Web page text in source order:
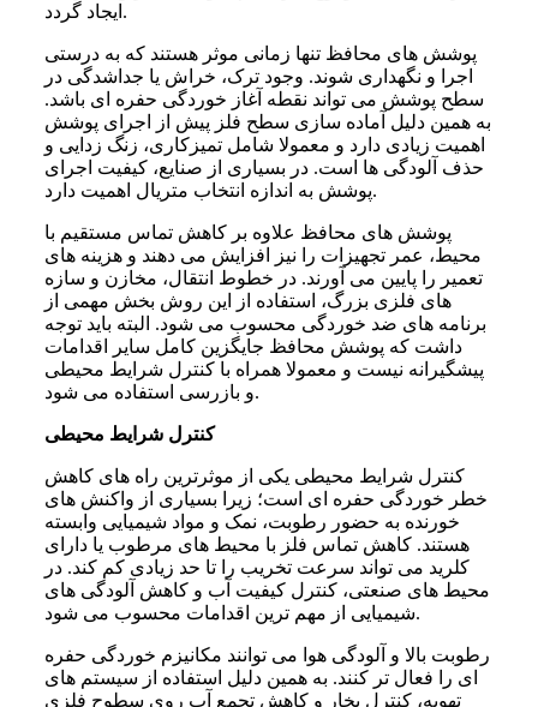
ایجاد گردد.
پوشش های محافظ تنها زمانی موثر هستند که به درستی
اجرا و نگهداری شوند. وجود ترک، خراش یا جداشدگی در
سطح پوشش می تواند نقطه آغاز خوردگی حفره ای باشد.
به همین دلیل آماده سازی سطح فلز پیش از اجرای پوشش
اهمیت زیادی دارد و معمولا شامل تمیزکاری، زنگ زدایی و
حذف آلودگی ها است. در بسیاری از صنایع، کیفیت اجرای
پوشش به اندازه انتخاب متریال اهمیت دارد.
پوشش های محافظ علاوه بر کاهش تماس مستقیم با
محیط، عمر تجهیزات را نیز افزایش می دهند و هزینه های
تعمیر را پایین می آورند. در خطوط انتقال، مخازن و سازه
های فلزی بزرگ، استفاده از این روش بخش مهمی از
برنامه های ضد خوردگی محسوب می شود. البته باید توجه
داشت که پوشش محافظ جایگزین کامل سایر اقدامات
پیشگیرانه نیست و معمولا همراه با کنترل شرایط محیطی
و بازرسی استفاده می شود.
کنترل شرایط محیطی
کنترل شرایط محیطی یکی از موثرترین راه های کاهش
خطر خوردگی حفره ای است؛ زیرا بسیاری از واکنش های
خورنده به حضور رطوبت، نمک و مواد شیمیایی وابسته
هستند. کاهش تماس فلز با محیط های مرطوب یا دارای
کلرید می تواند سرعت تخریب را تا حد زیادی کم کند. در
محیط های صنعتی، کنترل کیفیت آب و کاهش آلودگی های
شیمیایی از مهم ترین اقدامات محسوب می شود.
رطوبت بالا و آلودگی هوا می توانند مکانیزم خوردگی حفره
ای را فعال تر کنند. به همین دلیل استفاده از سیستم های
تهویه، کنترل بخار و کاهش تجمع آب روی سطوح فلزی